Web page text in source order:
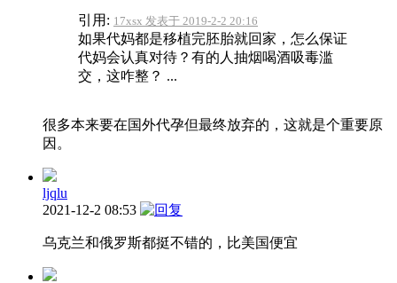
引用: 17xsx 发表于 2019-2-2 20:16
如果代妈都是移植完胚胎就回家，怎么保证
代妈会认真对待？有的人抽烟喝酒吸毒滥
交，这咋整？ ...
很多本来要在国外代孕但最终放弃的，这就是个重要原
因。
ljqlu
2021-12-2 08:53
乌克兰和俄罗斯都挺不错的，比美国便宜